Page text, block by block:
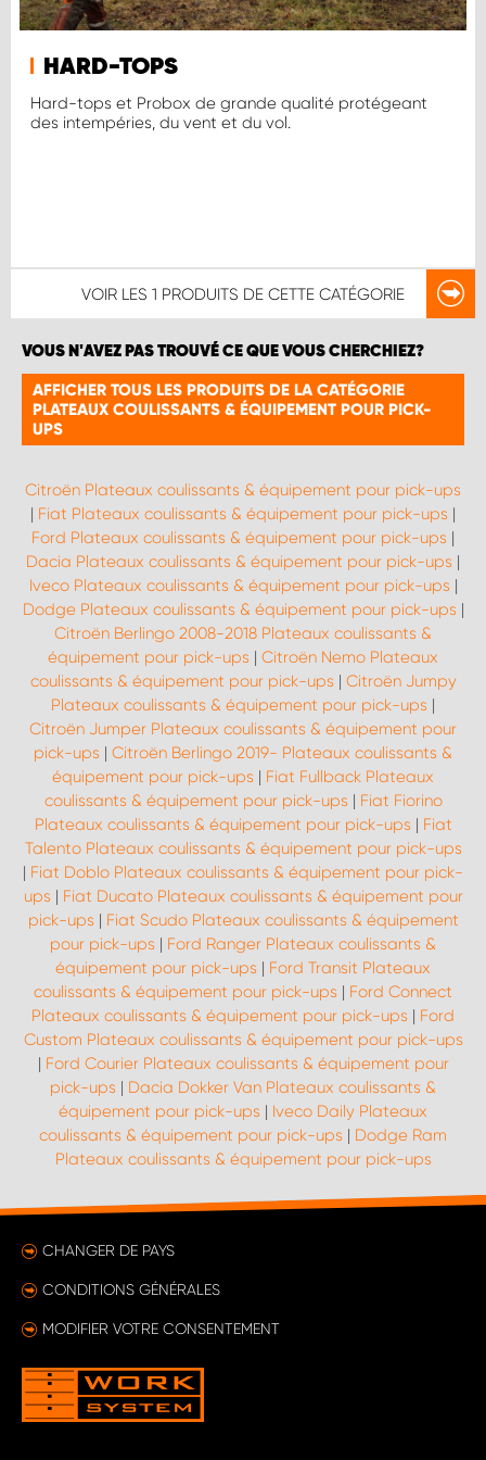
HARD-TOPS
Hard-tops et Probox de grande qualité protégeant
des intempéries, du vent et du vol.
VOIR LES 1 PRODUITS DE CETTE CATÉGORIE
VOUS N'AVEZ PAS TROUVÉ CE QUE VOUS CHERCHIEZ?
AFFICHER TOUS LES PRODUITS DE LA CATÉGORIE
PLATEAUX COULISSANTS & ÉQUIPEMENT POUR PICK-
UPS
Citroën Plateaux coulissants & équipement pour pick-ups
| Fiat Plateaux coulissants & équipement pour pick-ups |
Ford Plateaux coulissants & équipement pour pick-ups |
Dacia Plateaux coulissants & équipement pour pick-ups |
Iveco Plateaux coulissants & équipement pour pick-ups |
Dodge Plateaux coulissants & équipement pour pick-ups |
Citroën Berlingo 2008-2018 Plateaux coulissants &
équipement pour pick-ups | Citroën Nemo Plateaux
coulissants & équipement pour pick-ups | Citroën Jumpy
Plateaux coulissants & équipement pour pick-ups |
Citroën Jumper Plateaux coulissants & équipement pour
pick-ups | Citroën Berlingo 2019- Plateaux coulissants &
équipement pour pick-ups | Fiat Fullback Plateaux
coulissants & équipement pour pick-ups | Fiat Fiorino
Plateaux coulissants & équipement pour pick-ups | Fiat
Talento Plateaux coulissants & équipement pour pick-ups
| Fiat Doblo Plateaux coulissants & équipement pour pick-
ups | Fiat Ducato Plateaux coulissants & équipement pour
pick-ups | Fiat Scudo Plateaux coulissants & équipement
pour pick-ups | Ford Ranger Plateaux coulissants &
équipement pour pick-ups | Ford Transit Plateaux
coulissants & équipement pour pick-ups | Ford Connect
Plateaux coulissants & équipement pour pick-ups | Ford
Custom Plateaux coulissants & équipement pour pick-ups
| Ford Courier Plateaux coulissants & équipement pour
pick-ups | Dacia Dokker Van Plateaux coulissants &
équipement pour pick-ups | Iveco Daily Plateaux
coulissants & équipement pour pick-ups | Dodge Ram
Plateaux coulissants & équipement pour pick-ups
CHANGER DE PAYS
CONDITIONS GÉNÉRALES
MODIFIER VOTRE CONSENTEMENT